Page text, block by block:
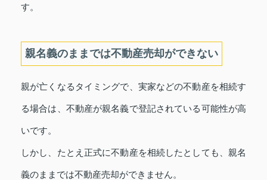
す。
親名義のままでは不動産売却ができない
親が亡くなるタイミングで、実家などの不動産を相続す
る場合は、不動産が親名義で登記されている可能性が高
いです。
しかし、たとえ正式に不動産を相続したとしても、親名
義のままでは不動産売却ができません。